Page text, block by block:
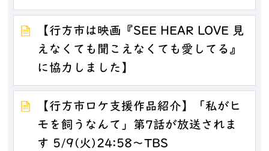
【行方市は映画『SEE HEAR LOVE 見
えなくても聞こえなくても愛してる』
に協力しました】
【行方市ロケ支援作品紹介】「私がヒ
モを飼うなんて」第7話が放送されま
す 5/9(火)24:58～TBS